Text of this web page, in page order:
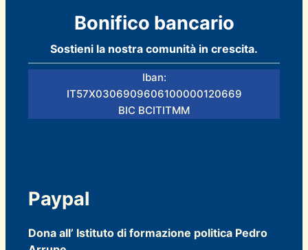
Bonifico bancario
Sostieni la nostra comunità in crescita.
Iban:
IT57X0306909606100000120669
BIC BCITITMM
Paypal
Dona all’ Istituto di formazione politica Pedro